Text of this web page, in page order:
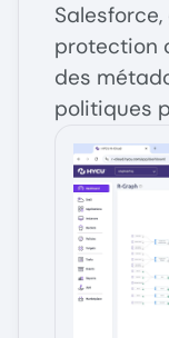
protection
des
politiques